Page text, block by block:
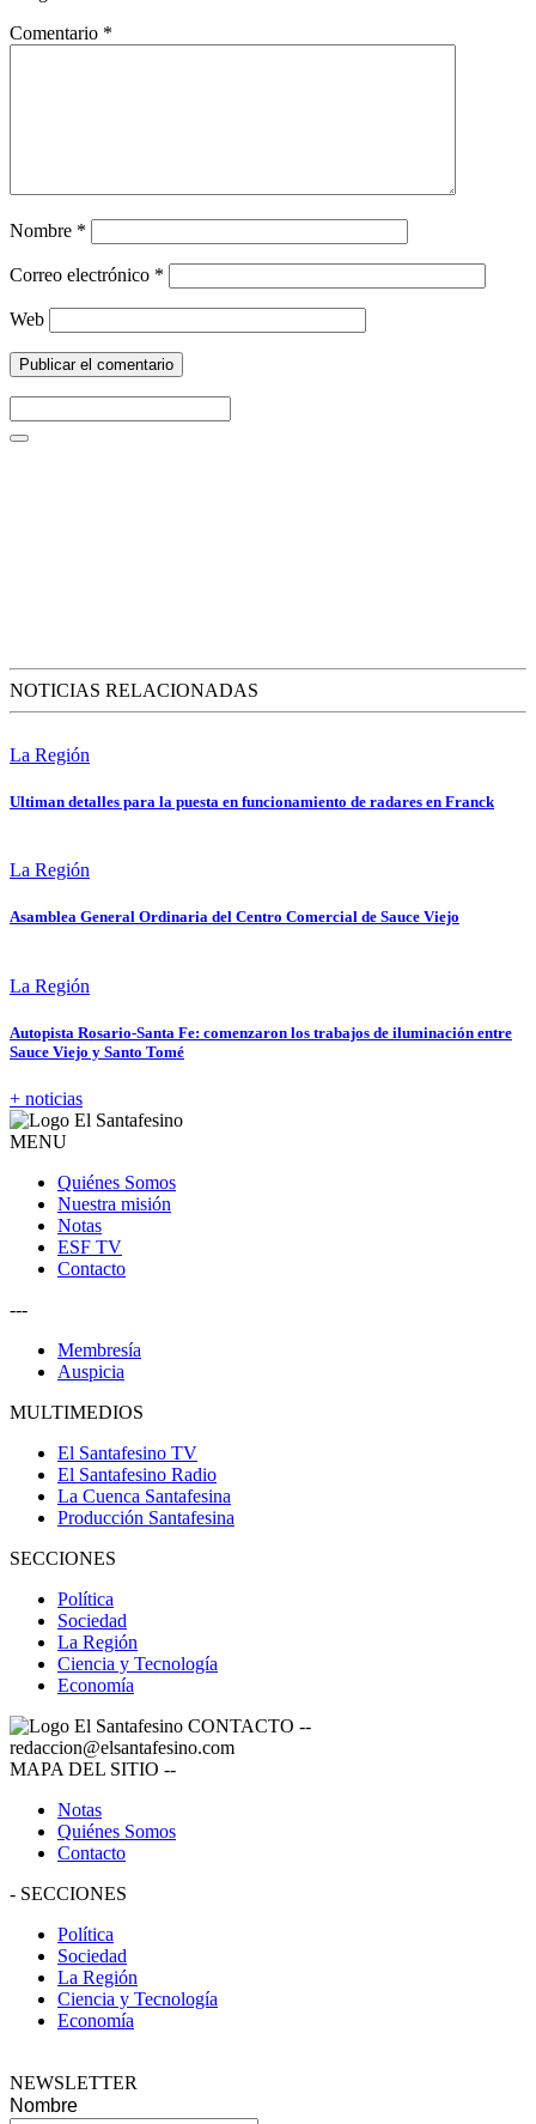
Comentario *
Nombre *
Correo electrónico *
Web
NOTICIAS RELACIONADAS
La Región
Ultiman detalles para la puesta en funcionamiento de radares en Franck
La Región
Asamblea General Ordinaria del Centro Comercial de Sauce Viejo
La Región
Autopista Rosario-Santa Fe: comenzaron los trabajos de iluminación entre
Sauce Viejo y Santo Tomé
+ noticias
MENU
Quiénes Somos
Nuestra misión
Notas
ESF TV
Contacto
---
Membresía
Auspicia
MULTIMEDIOS
El Santafesino TV
El Santafesino Radio
La Cuenca Santafesina
Producción Santafesina
SECCIONES
Política
Sociedad
La Región
Ciencia y Tecnología
Economía
CONTACTO --
redaccion@elsantafesino.com
MAPA DEL SITIO --
Notas
Quiénes Somos
Contacto
- SECCIONES
Política
Sociedad
La Región
Ciencia y Tecnología
Economía
NEWSLETTER
Nombre